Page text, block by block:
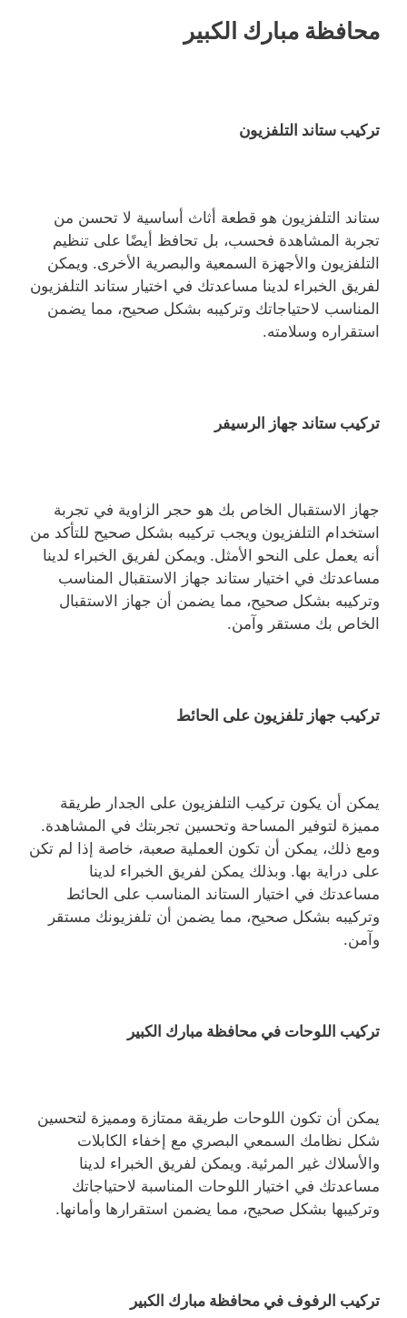
محافظة مبارك الكبير
تركيب ستاند التلفزيون
ستاند التلفزيون هو قطعة أثاث أساسية لا تحسن من
تجربة المشاهدة فحسب، بل تحافظ أيضًا على تنظيم
التلفزيون والأجهزة السمعية والبصرية الأخرى. ويمكن
لفريق الخبراء لدينا مساعدتك في اختيار ستاند التلفزيون
المناسب لاحتياجاتك وتركيبه بشكل صحيح، مما يضمن
استقراره وسلامته.
تركيب ستاند جهاز الرسيفر
جهاز الاستقبال الخاص بك هو حجر الزاوية في تجربة
استخدام التلفزيون ويجب تركيبه بشكل صحيح للتأكد من
أنه يعمل على النحو الأمثل. ويمكن لفريق الخبراء لدينا
مساعدتك في اختيار ستاند جهاز الاستقبال المناسب
وتركيبه بشكل صحيح، مما يضمن أن جهاز الاستقبال
الخاص بك مستقر وآمن.
تركيب جهاز تلفزيون على الحائط
يمكن أن يكون تركيب التلفزيون على الجدار طريقة
مميزة لتوفير المساحة وتحسين تجربتك في المشاهدة.
ومع ذلك، يمكن أن تكون العملية صعبة، خاصة إذا لم تكن
على دراية بها. وبذلك يمكن لفريق الخبراء لدينا
مساعدتك في اختيار الستاند المناسب على الحائط
وتركيبه بشكل صحيح، مما يضمن أن تلفزيونك مستقر
وآمن.
تركيب اللوحات في محافظة مبارك الكبير
يمكن أن تكون اللوحات طريقة ممتازة ومميزة لتحسين
شكل نظامك السمعي البصري مع إخفاء الكابلات
والأسلاك غير المرئية. ويمكن لفريق الخبراء لدينا
مساعدتك في اختيار اللوحات المناسبة لاحتياجاتك
وتركيبها بشكل صحيح، مما يضمن استقرارها وأمانها.
تركيب الرفوف في محافظة مبارك الكبير